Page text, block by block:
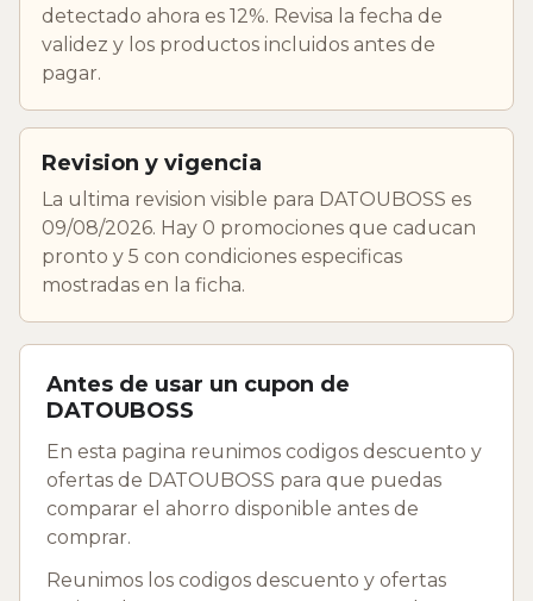
detectado ahora es 12%. Revisa la fecha de
validez y los productos incluidos antes de
pagar.
Revision y vigencia
La ultima revision visible para DATOUBOSS es
09/08/2026. Hay 0 promociones que caducan
pronto y 5 con condiciones especificas
mostradas en la ficha.
Antes de usar un cupon de
DATOUBOSS
En esta pagina reunimos codigos descuento y
ofertas de DATOUBOSS para que puedas
comparar el ahorro disponible antes de
comprar.
Reunimos los codigos descuento y ofertas